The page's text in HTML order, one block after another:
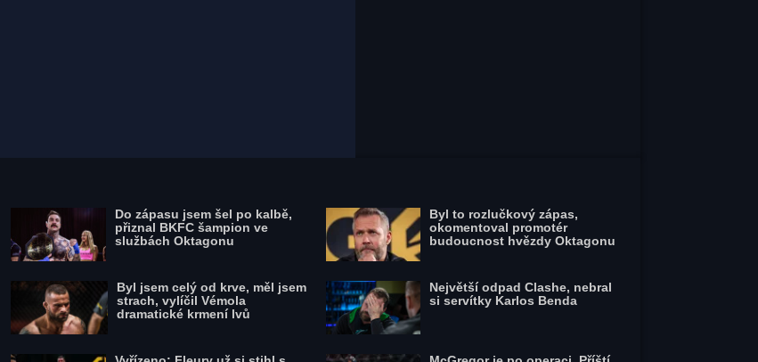
Do zápasu jsem šel po kalbě,
přiznal BKFC šampion ve
službách Oktagonu
Byl jsem celý od krve, měl jsem
strach, vylíčil Vémola
dramatické krmení lvů
Byl to rozlučkový zápas,
okomentoval promotér
budoucnost hvězdy Oktagonu
Největší odpad Clashe, nebral
si servítky Karlos Benda